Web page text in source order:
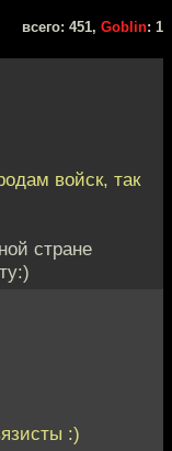
всего: 451, Goblin: 1
войск, так
стране
:)